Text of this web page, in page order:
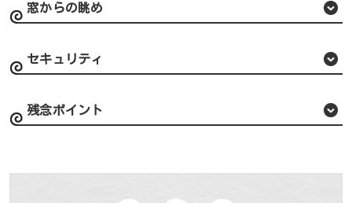
窓からの眺め
セキュリティ
残念ポイント